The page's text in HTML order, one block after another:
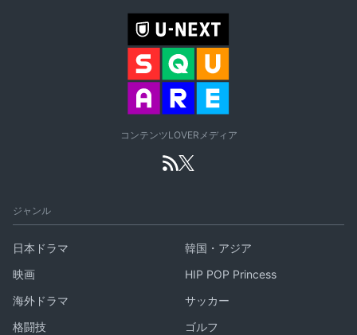
コンテンツLOVERメディア
ジャンル
日本ドラマ
韓国・アジア
映画
HIP POP Princess
海外ドラマ
サッカー
格闘技
ゴルフ